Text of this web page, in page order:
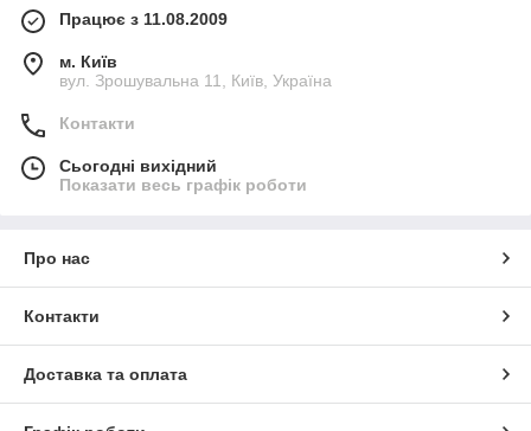
Працює з 11.08.2009
м. Київ
вул. Зрошувальна 11, Київ, Україна
Контакти
Сьогодні вихідний
Показати весь графік роботи
Про нас
Контакти
Доставка та оплата